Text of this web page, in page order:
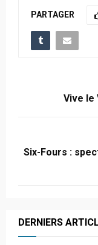
PARTAGER
Vive le
Six-Fours :
DERNIERS